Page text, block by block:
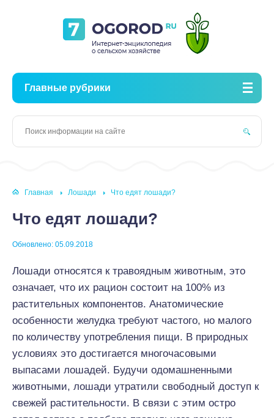
Главные рубрики
Главная Лошади Что едят лошади?
Что едят лошади?
Обновлено: 05.09.2018
Лошади относятся к травоядным животным, это
означает, что их рацион состоит на 100% из
растительных компонентов. Анатомические
особенности желудка требуют частого, но малого
по количеству употребления пищи. В природных
условиях это достигается многочасовыми
выпасами лошадей. Будучи одомашненными
животными, лошади утратили свободный доступ к
свежей растительности. В связи с этим остро